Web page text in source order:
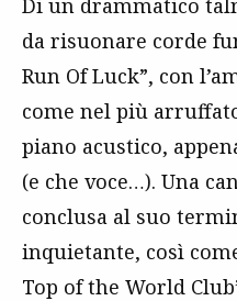
Di un drammatico
da risuonare corde
Run Of Luck”, con
come nel più
piano acustico,
(e che voce…). Una
conclusa al suo
inquietante, così
Top of the World